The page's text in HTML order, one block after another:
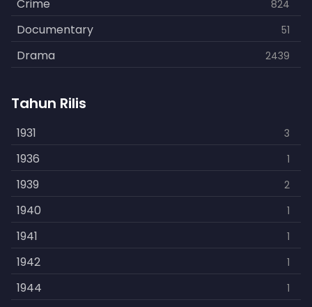
Crime 824
Documentary 51
Drama 2439
Fantasy
History 253
Horror 901
Kids 3
Music 109
Mystery 609
Politics 15
Reality 1
Tahun Rilis
1931 3
1936 1
1939 2
1940 1
1941 1
1942 1
1944 1